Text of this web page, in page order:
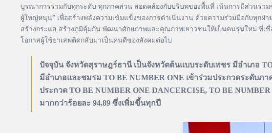
บูรณาการร่วมกับทุกระดับ ทุกภาคส่วน สอดคล้องกับบริบทของพื้นที่ เน้นการมีส่วนร่วม
ผู้ใหญ่หนุน” เพื่อสร้างพลังความเข้มแข็งของการดำเนินงาน ด้วยความร่วมมือกับทุกฝ่
สร้างกระแส สร้างภูมิคุ้มกัน พัฒนาศักยภาพและคุณภาพเยาวชนให้เป็นคนรุ่นใหม่ ที่เ
โอกาสผู้ใช้ยาเสพติดกลับมาเป็นคนดีของสังคมต่อไป
ปัจจุบัน จังหวัดสุราษฎร์ธานี เป็นจังหวัดต้นแบบระดับเพชร มีอำเภอ
มีอำเภอและชมรม TO BE NUMBER ONE เข้าร่วมประกวดระดับ
ประกวด TO BE NUMBER ONE DANCERCISE, TO BE
มากกว่าร้อยละ 94.89 ซึ่งเพิ่มขึ้นทุกปี